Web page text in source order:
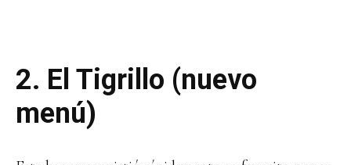
2. El Tigrillo (nuevo
menú)